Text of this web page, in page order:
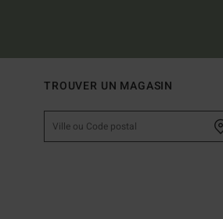
TROUVER UN MAGASIN